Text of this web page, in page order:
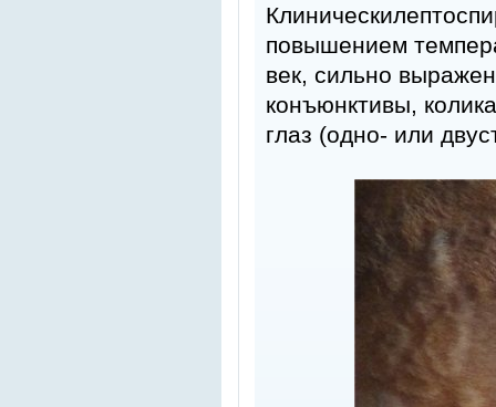
повышением
век, сильно
конъюнктивы,
глаз (одно- или